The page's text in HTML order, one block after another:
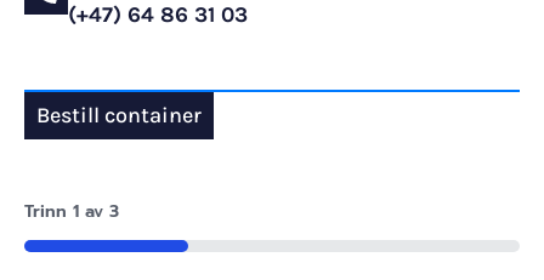
(+47) 64 86 31 03
Bestill container
Trinn 1 av 3
33%